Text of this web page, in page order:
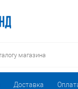
Доставка